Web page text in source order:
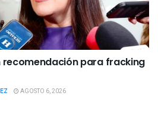
para fracking
AGOSTO 6, 2026